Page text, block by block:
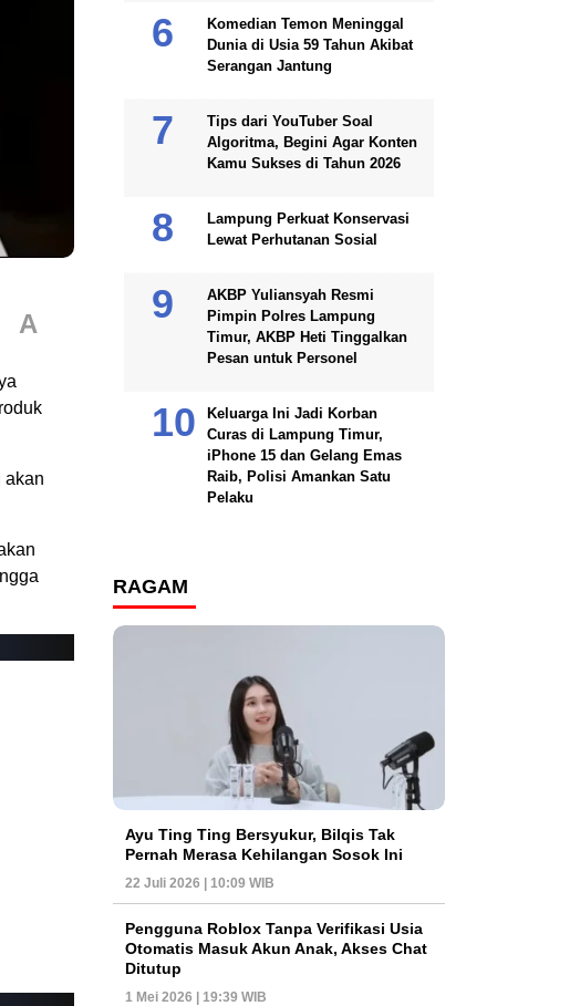
A
akan
Komedian Temon Meninggal
Dunia di Usia 59 Tahun Akibat
Serangan Jantung
Tips dari YouTuber Soal
Algoritma, Begini Agar Konten
Kamu Sukses di Tahun 2026
Lampung Perkuat Konservasi
Lewat Perhutanan Sosial
AKBP Yuliansyah Resmi
Pimpin Polres Lampung
Timur, AKBP Heti Tinggalkan
Pesan untuk Personel
Keluarga Ini Jadi Korban
Curas di Lampung Timur,
iPhone 15 dan Gelang Emas
Raib, Polisi Amankan Satu
Pelaku
RAGAM
Ayu Ting Ting Bersyukur, Bilqis Tak
Pernah Merasa Kehilangan Sosok Ini
22 Juli 2026 | 10:09 WIB
Pengguna Roblox Tanpa Verifikasi Usia
Otomatis Masuk Akun Anak, Akses Chat
Ditutup
1 Mei 2026 | 19:39 WIB